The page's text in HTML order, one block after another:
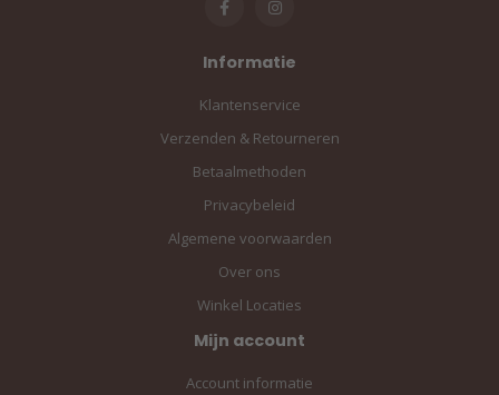
Informatie
Klantenservice
Verzenden & Retourneren
Betaalmethoden
Privacybeleid
Algemene voorwaarden
Over ons
Winkel Locaties
Mijn account
Account informatie